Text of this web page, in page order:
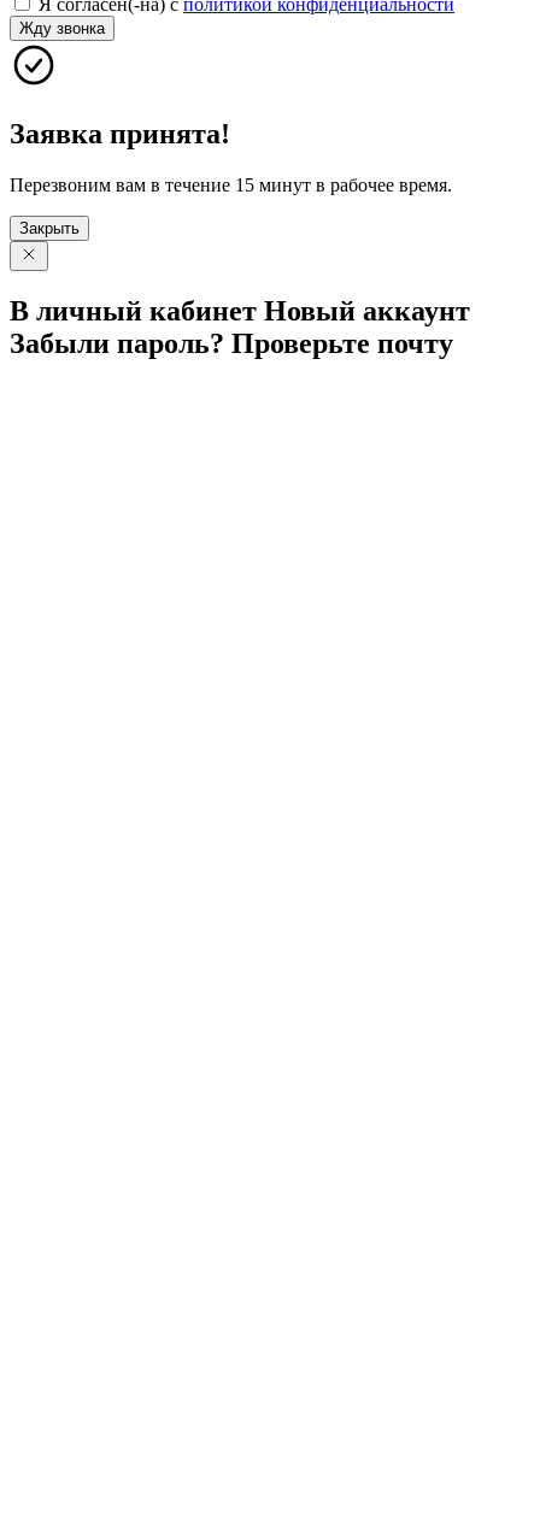
Я согласен(-на) с политикой конфиденциальности
Жду звонка
Заявка принята!
Перезвоним вам в течение 15 минут в рабочее время.
Закрыть
В личный кабинет Новый аккаунт
Забыли пароль? Проверьте почту